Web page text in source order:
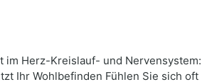
im Herz-Kreislauf- und Nervensystem:
Ihr Wohlbefinden Fühlen Sie sich oft